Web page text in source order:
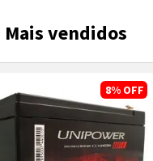
Mais vendidos
8% OFF